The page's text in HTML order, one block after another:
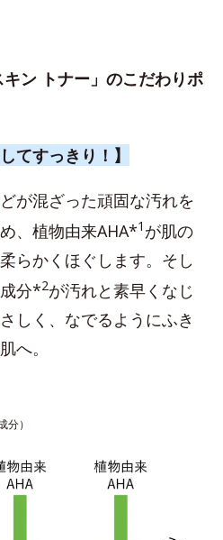
ン トナー」のこだわりポ
てすっきり！】
が混ざった頑固な汚れを
、植物由来AHA*1 が肌の
らかくほぐします。そし
分*2が汚れと素早くなじ
しく、なでるようにふき
へ。
）